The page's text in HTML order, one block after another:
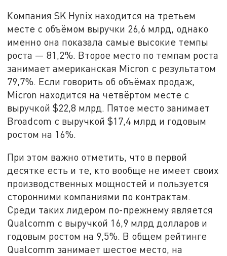
Компания SK Hynix находится на третьем
месте с объёмом выручки 26,6 млрд, однако
именно она показала самые высокие темпы
роста — 81,2%. Второе место по темпам роста
занимает американская Micron с результатом
79,7%. Если говорить об объёмах продаж,
Micron находится на четвёртом месте с
выручкой $22,8 млрд. Пятое место занимает
Broadcom с выручкой $17,4 млрд и годовым
ростом на 16%.
При этом важно отметить, что в первой
десятке есть и те, кто вообще не имеет своих
производственных мощностей и пользуется
сторонними компаниями по контрактам.
Среди таких лидером по-прежнему является
Qualcomm с выручкой 16,9 млрд долларов и
годовым ростом на 9,5%. В общем рейтинге
Qualcomm занимает шестое место, на